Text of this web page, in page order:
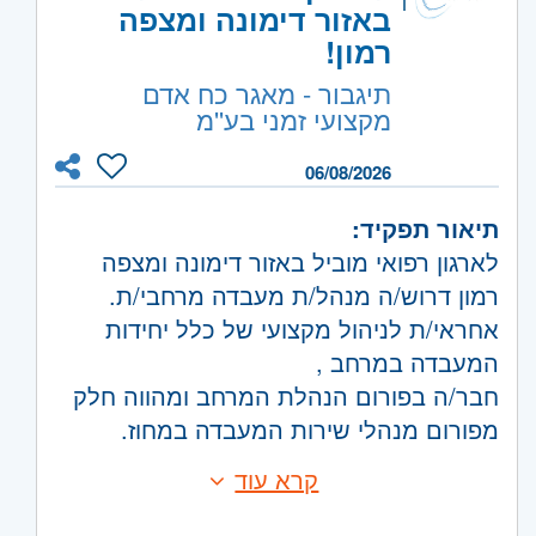
- חיבור/ניתוק נקודות תקשורת בכלל המבנים
- הגדרה, אפיון וכתיבת נהלי עבודה בנושא
עדכוני גרסאות תקשורת, מתגים והפעלת כלי
ובת-ים, מודיעין, שוהם
- ראשון לציון ונס- ציונה, רמלה לוד,
רחובות, יבנה
באזור דימונה ומצפה
רמון!
תיגבור - מאגר כח אדם
מקצועי זמני בע''מ
06/08/2026
תיאור תפקיד:
לארגון רפואי מוביל באזור דימונה ומצפה
רמון דרוש/ה מנהל/ת מעבדה מרחבי/ת.
אחראי/ת לניהול מקצועי של כלל יחידות
המעבדה במרחב ,
חבר/ה בפורום הנהלת המרחב ומהווה חלק
מפורום מנהלי שירות המעבדה במחוז.
קרא עוד